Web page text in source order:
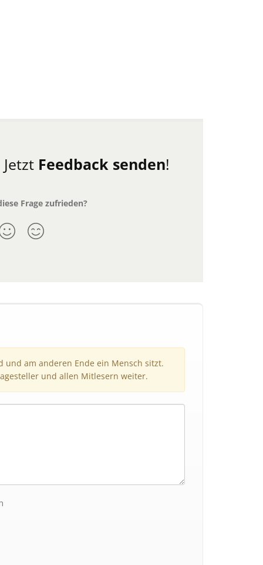
Jetzt Feedback senden!
Frage zufrieden?
und am anderen Ende ein Mensch sitzt.
und allen Mitlesern weiter.